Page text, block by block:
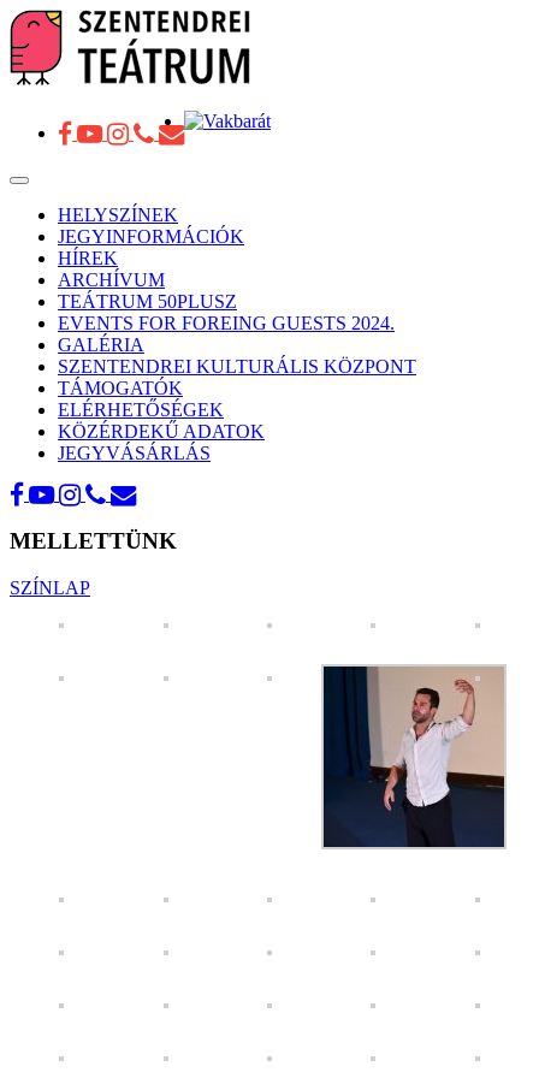
Toggle
navigationHELYSZÍNEK
JEGYINFORMÁCIÓK
HÍREK
ARCHÍVUM
TEÁTRUM 50PLUSZ
EVENTS FOR FOREING GUESTS 2024.
GALÉRIA
SZENTENDREI KULTURÁLIS KÖZPONT
TÁMOGATÓK
ELÉRHETŐSÉGEK
KÖZÉRDEKŰ ADATOK
JEGYVÁSÁRLÁS
MELLETTÜNK
SZÍNLAP